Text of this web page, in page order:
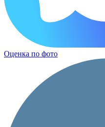
Оценка по фото